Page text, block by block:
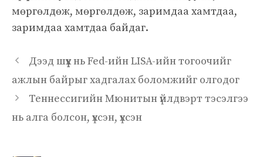
мөргөлдөж, мөргөлдөж, заримдаа хамтдаа,
заримдаа хамтдаа байдаг.
Дээд шүүх нь Fed-ийн LISA-ийн тогоочийг
ажлын байрыг хадгалах боломжийг олгодог
Теннессигийн Мюнитын үйлдвэрт тэсэлгээ
нь алга болсон, үхсэн, үхсэн